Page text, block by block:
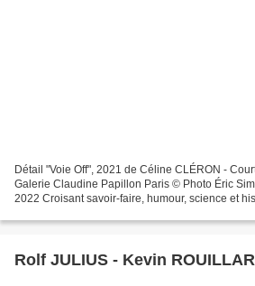
Détail "Voie Off", 2021 de Céline CLÉRON -
Galerie Claudine Papillon Paris © Photo Éric
2022 Croisant savoir-faire, humour, science et
Rolf JULIUS - Kevin